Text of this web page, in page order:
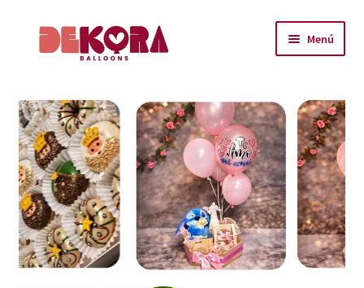
Menú
About
Carrito
Checkout
Contáctanos